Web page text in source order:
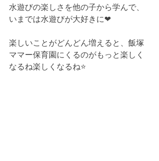
水遊びの楽しさを他の子から学んで、
いまでは水遊びが大好きに❤
楽しいことがどんどん増えると、飯塚
ママー保育園にくるのがもっと楽しく
なるね楽しくなるね⭐